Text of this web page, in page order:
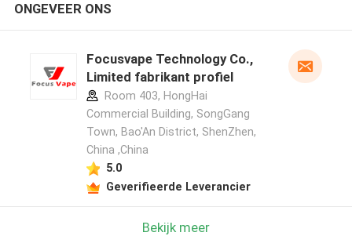
ONGEVEER ONS
Focusvape Technology Co.,
Limited fabrikant profiel
Room 403, HongHai
Commercial Building, SongGang
Town, Bao'An District, ShenZhen,
China ,China
5.0
Geverifieerde Leverancier
Bekijk meer